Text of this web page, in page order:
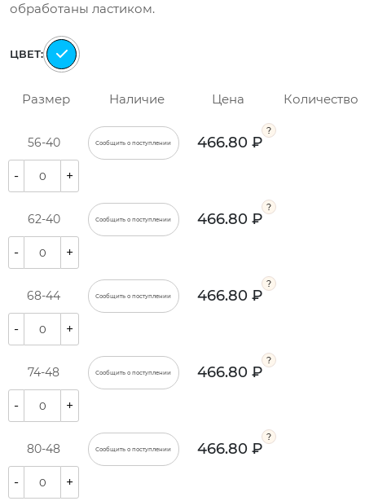
обработаны ластиком.
ЦВЕТ:
Размер Наличие Цена Количество
56-40 Сообщить о поступлении 466.80 ₽
- +
62-40 Сообщить о поступлении 466.80 ₽
- +
68-44 Сообщить о поступлении 466.80 ₽
- +
74-48 Сообщить о поступлении 466.80 ₽
- +
80-48 Сообщить о поступлении 466.80 ₽
- +